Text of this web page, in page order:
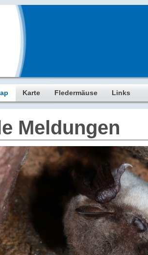
Karte Fledermäuse Links
Meldungen